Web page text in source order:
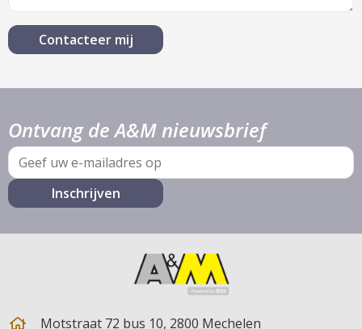
Ontvang de A&M nieuwsbrief
E-
mail
Motstraat 72 bus 10, 2800 Mechelen